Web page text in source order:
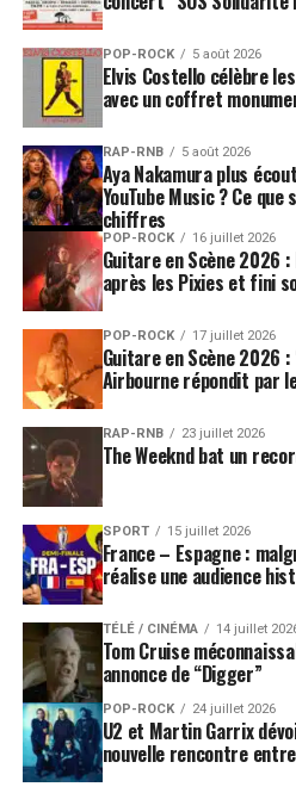
POP-ROCK 5 août 2026
Elvis Costello célèbre
avec un coffret
RAP-RNB 5 août 2026
Aya Nakamura plus
YouTube Music ? Ce
chiffres
POP-ROCK 16 juillet 2026
Guitare en Scène 2026
après les Pixies et fini
POP-ROCK 17 juillet 2026
Guitare en Scène 2026
Airbourne répondit par
RAP-RNB 23 juillet 2026
The Weeknd bat un
SPORT 15 juillet 2026
France – Espagne :
réalise une audience
TÉLÉ / CINÉMA 14 juillet
Tom Cruise
annonce de “Digger”
POP-ROCK 24 juillet 2026
U2 et Martin Garrix
nouvelle rencontre